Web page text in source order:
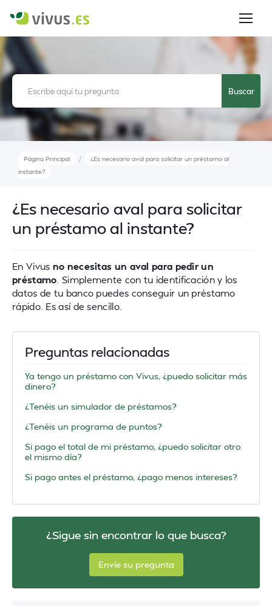
Página Principal /
¿Es necesario aval para solicitar un préstamo al
instante?
¿Es necesario aval para solicitar
un préstamo al instante?
En Vivus no necesitas un aval para pedir un
préstamo. Simplemente con tu identificación y los
datos de tu banco puedes conseguir un préstamo
rápido. Es así de sencillo.
Preguntas relacionadas
Ya tengo un préstamo con Vivus, ¿puedo solicitar más
dinero?
¿Tenéis un simulador de préstamos?
¿Tenéis un programa de puntos?
Si pago el total de mi préstamo, ¿puedo solicitar otro
el mismo día?
Si pago antes el préstamo, ¿pago menos intereses?
¿Sigue sin encontrar lo que busca?
Envíe su pregunta